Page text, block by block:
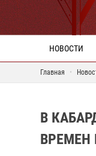
НОВОСТИ
Главная
В
ВРЕМЕН